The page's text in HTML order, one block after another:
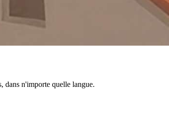
dans n'importe quelle langue.